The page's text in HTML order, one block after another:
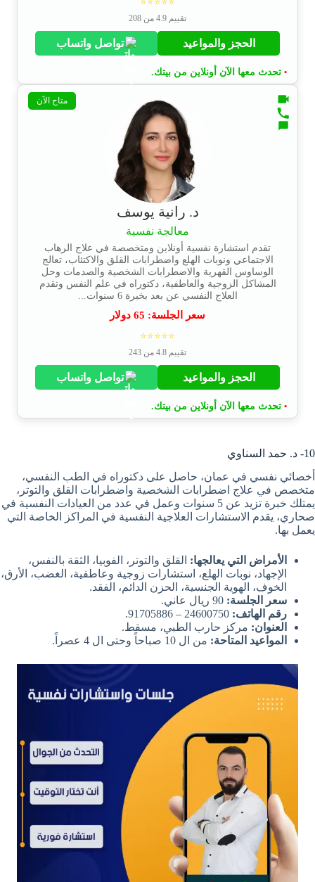
تقييم 4.9 من 208
الحجز والمواعيد تواصل واتساب
• تحدث معها الآن أونلاين من بيتك.
متاح الآن
د. رانية يوسف
معالجة نفسية
تقدم استشارة نفسية أونلاين ومتخصصة في علاج الرهاب
الاجتماعي ونوبات الهلع واضطرابات القلق والاكتئاب، تعالج
الوساوس القهرية والاضطرابات الشخصية والصدمات وحل
المشاكل الزوجية والعاطفية، دكتوراه في علم النفس وتقدم
العلاج النفسي عن بعد بخبرة 6 سنوات...
سعر الجلسة: 65 دولار
⭐⭐⭐⭐⭐
تقييم 4.8 من 243
الحجز والمواعيد تواصل واتساب
• تحدث معها الآن أونلاين من بيتك.
10- د. حمد السناوي
أخصائي نفسي في عمان، حاصل على دكتوراه في الطب النفسي،
متخصص في علاج اضطرابات الشخصية واضطرابات القلق والتوتر،
يمتلك خبرة تزيد عن 5 سنوات وعمل في عدد من العيادات النفسية في
صحاري، يقدم الاستشارات العلاجية النفسية في المراكز الخاصة التي
يعمل بها.
الأمراض التي يعالجها: القلق والتوتر، الفوبيا، الثقة بالنفس،
الإجهاد، نوبات الهلع، استشارات زوجية وعاطفية، الغضب، الأرق،
الخوف، الهوية الجنسية، الحزن الدائم، الفقد.
سعر الجلسة:
رقم الهاتف:
العنوان: مركز حارب الطبي، مسقط.
المواعيد المتاحة: من ال 10 صباحاً وحتى ال 4 عصراً.